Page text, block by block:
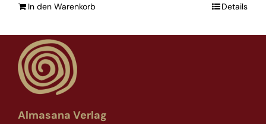
In den Warenkorb Details
Almasana Verlag